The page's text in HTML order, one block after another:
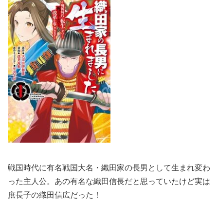
戦国時代に有名戦国大名・織田家の長男として生まれ変わ
った主人公。あの有名な織田信長だと思っていたけど実は
庶長子の織田信広だった！